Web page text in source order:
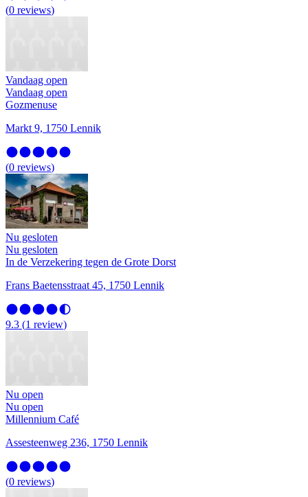
(0 reviews)
Vandaag open
Vandaag open
Gozmenuse
Markt 9, 1750 Lennik
(0 reviews)
Nu gesloten
Nu gesloten
In de Verzekering tegen de Grote Dorst
Frans Baetensstraat 45, 1750 Lennik
9.3 (1 review)
Nu open
Nu open
Millennium Café
Assesteenweg 236, 1750 Lennik
(0 reviews)